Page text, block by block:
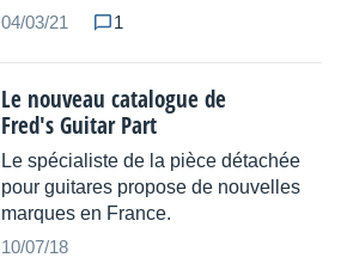
04/03/21
1
Le nouveau catalogue de
Fred's Guitar Part
Le spécialiste de la pièce détachée
pour guitares propose de nouvelles
marques en France.
10/07/18